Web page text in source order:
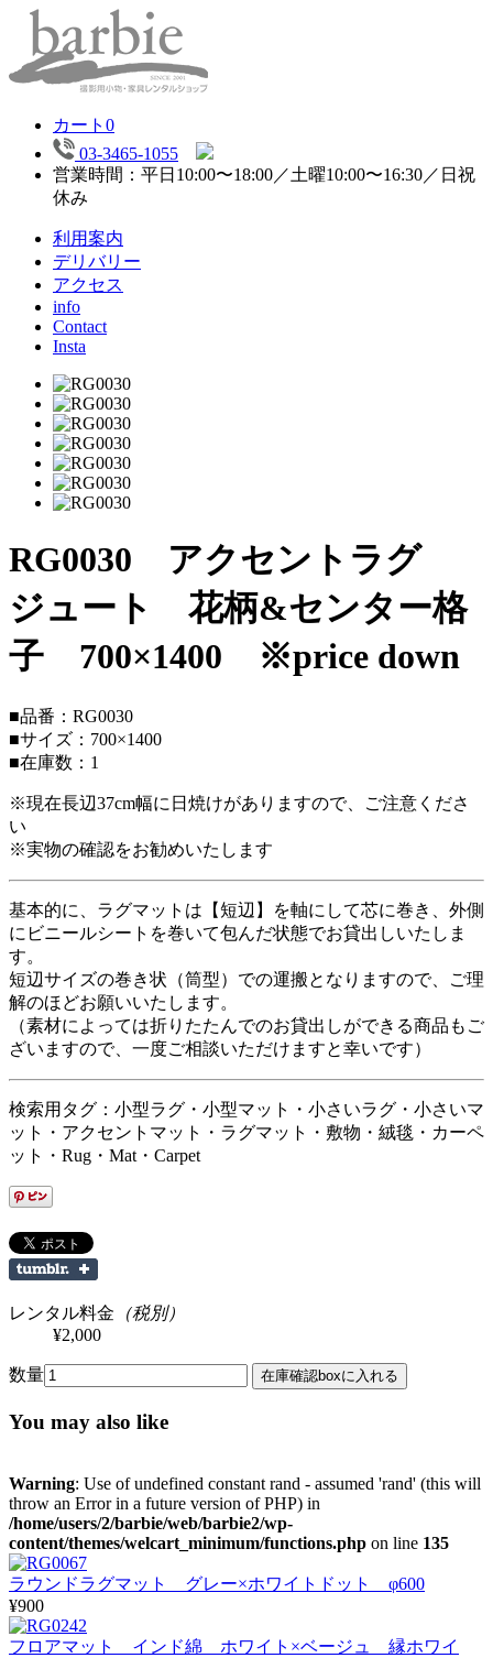
カート 0
03-3465-1055
営業時間：平日10:00〜18:00／土曜10:00〜16:30／日祝
休み
利用案内
デリバリー
アクセス
info
Contact
Insta
RG0030 アクセントラグ
ジュート 花柄&センター格
子 700×1400 ※price down
■品番：RG0030
■サイズ：700×1400
■在庫数：1
※現在長辺37cm幅に日焼けがありますので、ご注意くださ
い
※実物の確認をお勧めいたします
基本的に、ラグマットは【短辺】を軸にして芯に巻き、外側
にビニールシートを巻いて包んだ状態でお貸出しいたしま
す。
短辺サイズの巻き状（筒型）での運搬となりますので、ご理
解のほどお願いいたします。
（素材によっては折りたたんでのお貸出しができる商品もご
ざいますので、一度ご相談いただけますと幸いです）
検索用タグ：小型ラグ・小型マット・小さいラグ・小さいマ
ット・アクセントマット・ラグマット・敷物・絨毯・カーペ
ット・Rug・Mat・Carpet
レンタル料金 （税別）
¥2,000
数量
You may also like
Warning: Use of undefined constant rand - assumed 'rand' (this will
throw an Error in a future version of PHP) in
/home/users/2/barbie/web/barbie2/wp-
content/themes/welcart_minimum/functions.php on line 135
ラウンドラグマット グレー×ホワイトドット φ600
¥900
フロアマット インド綿 ホワイト×ベージュ 縁ホワイ